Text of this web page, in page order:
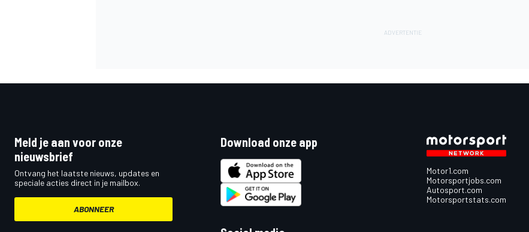
Meld je aan voor onze
nieuwsbrief
Ontvang het laatste nieuws, updates en
speciale acties direct in je mailbox.
ABONNEER
Download onze app
Motor1.com
Motorsportjobs.com
Autosport.com
Motorsportstats.com